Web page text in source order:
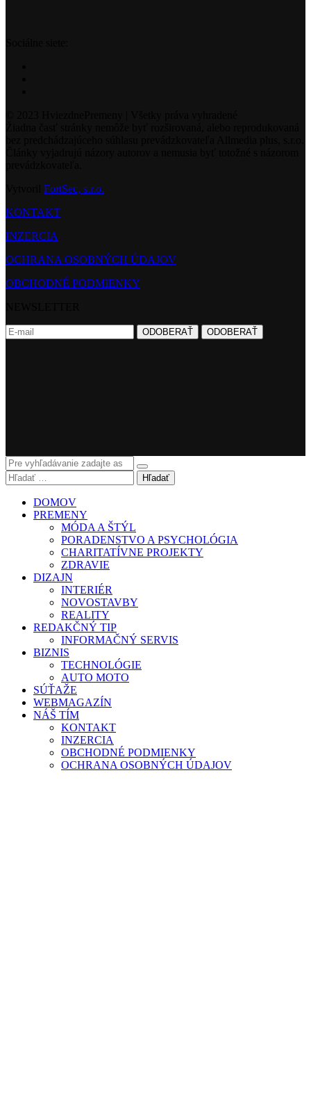
FortSec, s.r.o.
KONTAKT
INZERCIA
OCHRANA OSOBNÝCH ÚDAJOV
OBCHODNÉ PODMIENKY
Hľadať
DOMOV
PREMENY
MÓDA A ŠTÝL
PORADENSTVO A PSYCHOLÓGIA
CHARITATÍVNE PROJEKTY
ZDRAVIE
DIZAJN
INTERIÉR
NOVOSTAVBY
REALITY
REDAKČNÝ TIP
INFORMAČNÝ SERVIS
BIZNIS
TECHNOLÓGIE
AUTO MOTO
SÚŤAŽE
WEBMAGAZÍN
NÁŠ TÍM
KONTAKT
INZERCIA
OBCHODNÉ PODMIENKY
OCHRANA OSOBNÝCH ÚDAJOV